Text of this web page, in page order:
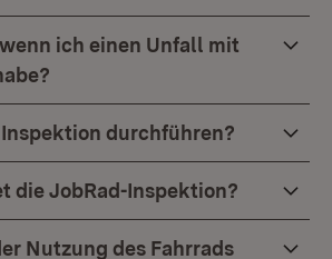
ich einen Unfall mit
durchführen?
die JobRad-Inspektion?
Nutzung des Fahrrads